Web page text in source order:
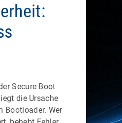
Secure Boot
die Ursache
Bootloader. Wer